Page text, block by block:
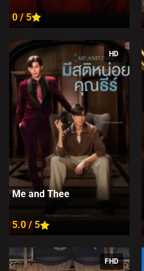
New
0 / 5
HD
New
Me and Thee
5.0 / 5
FHD